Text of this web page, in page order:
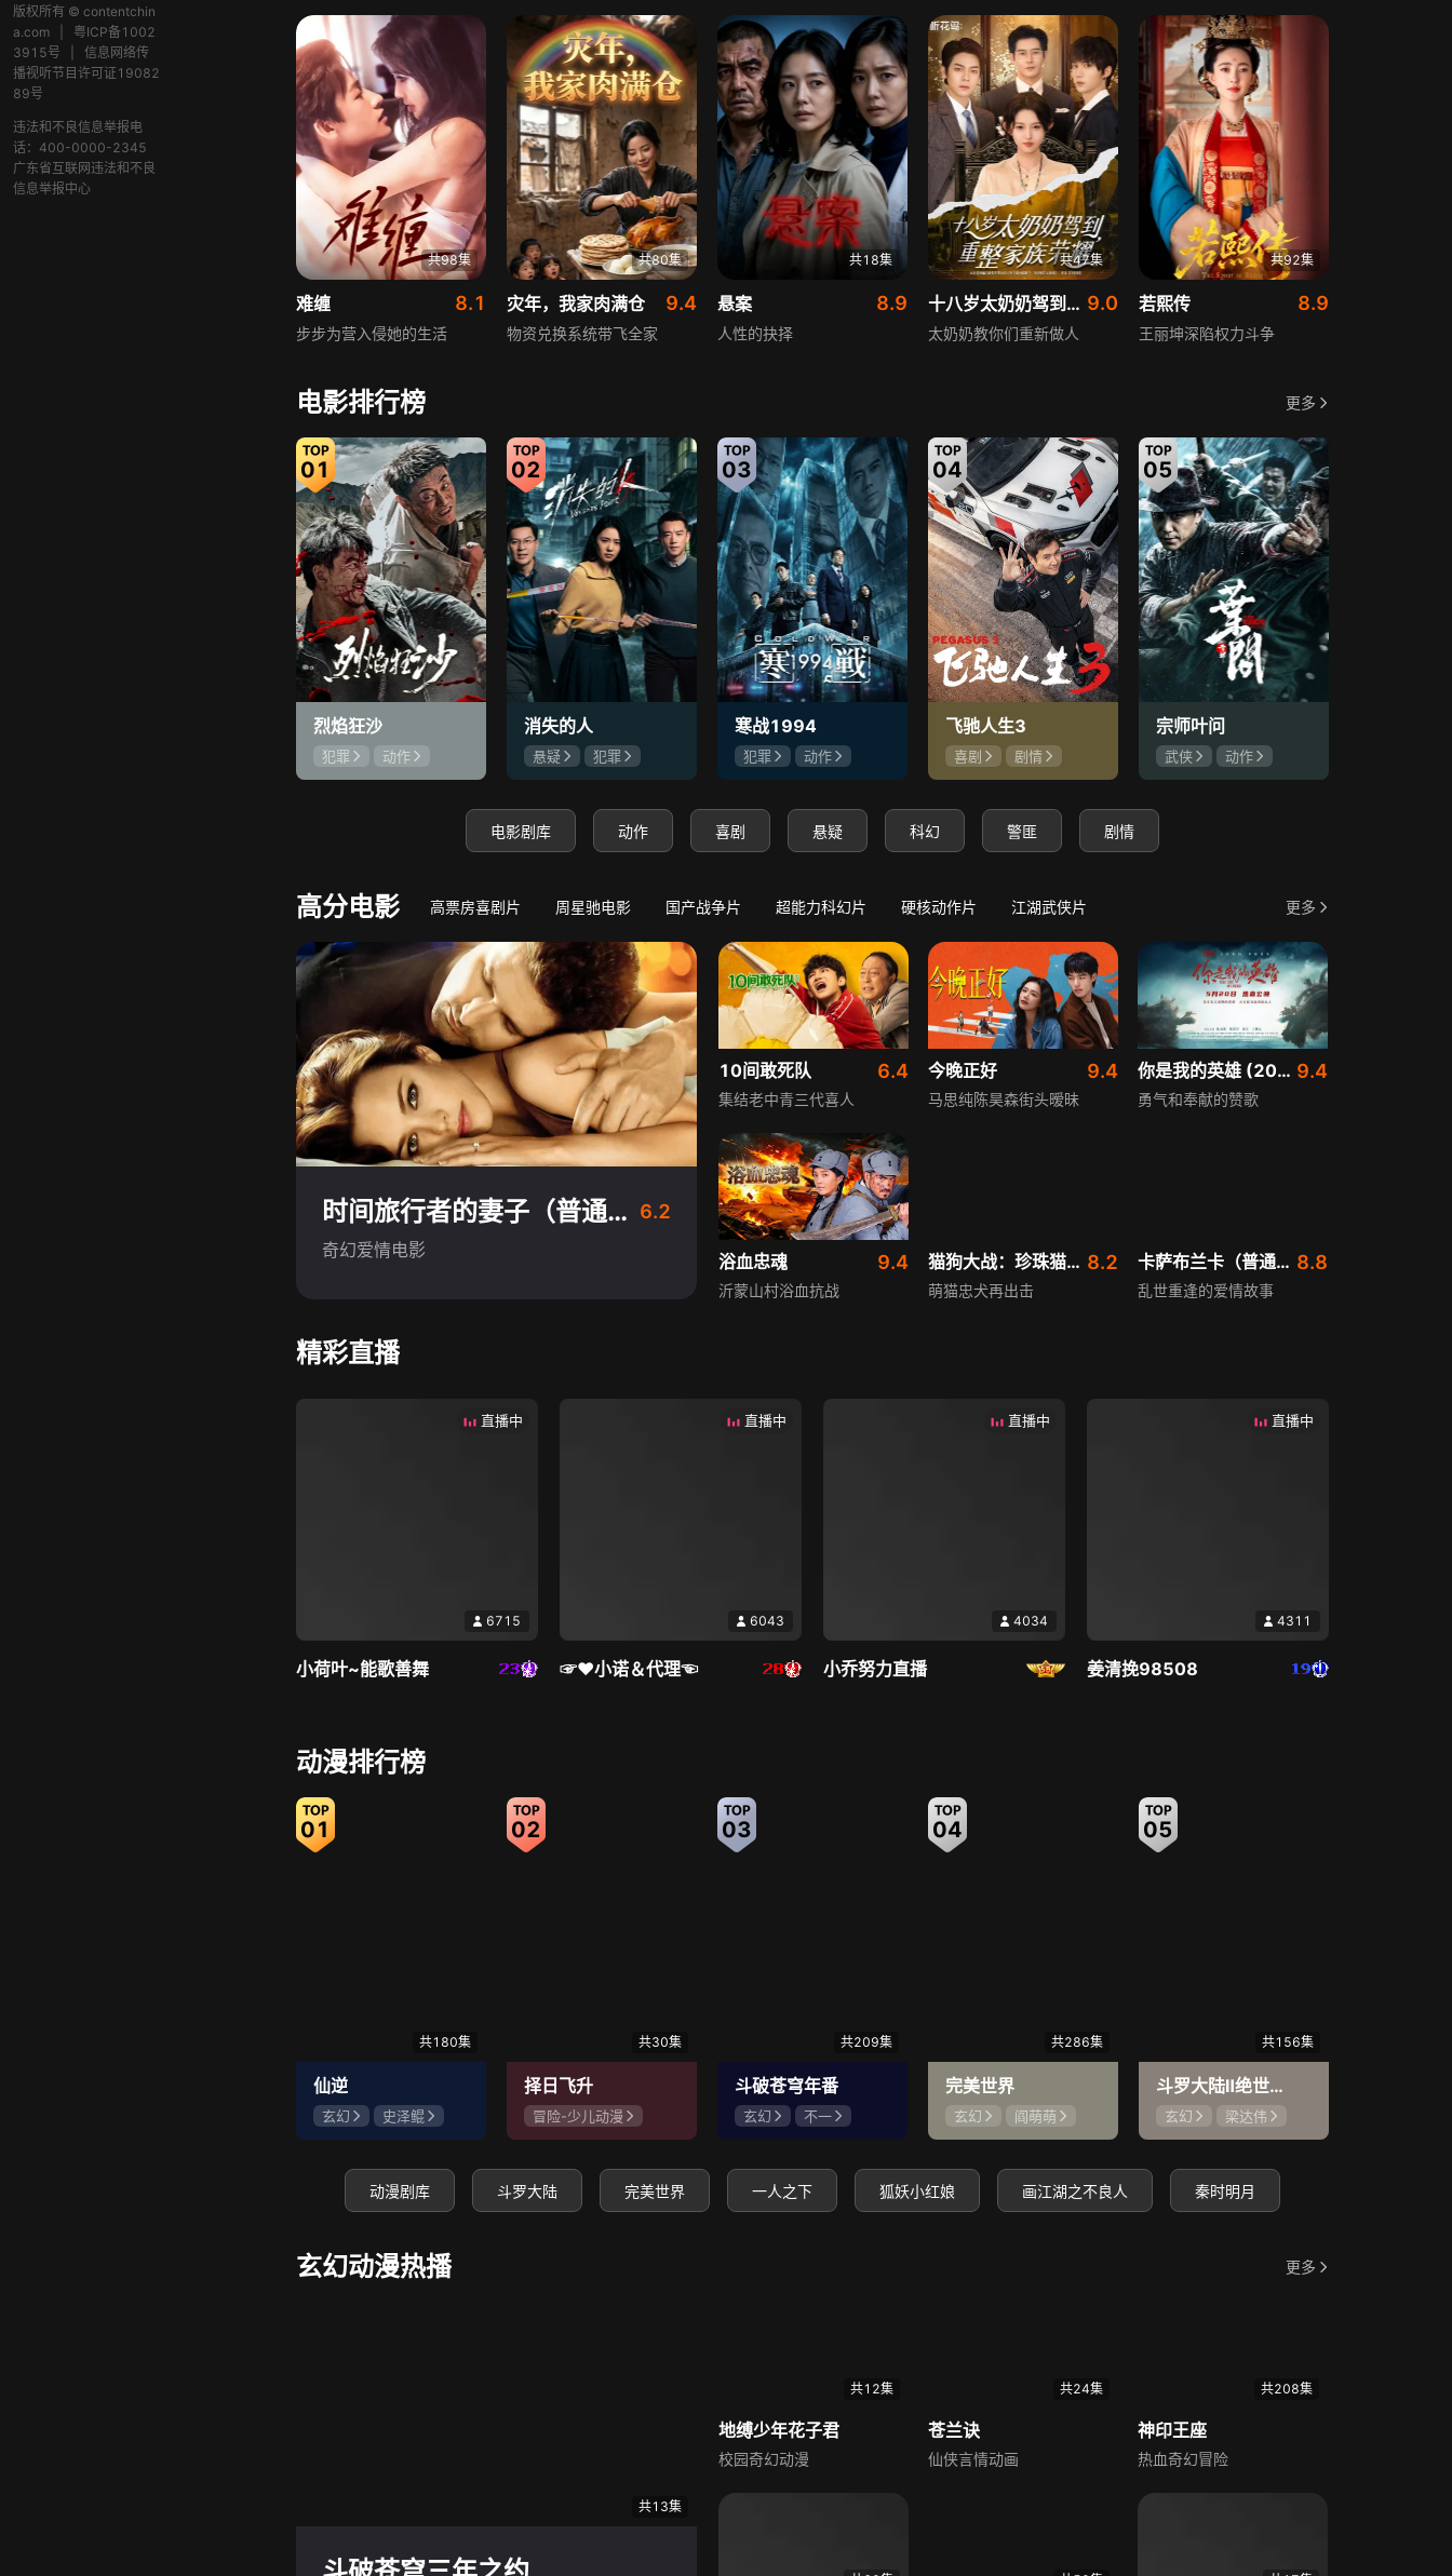
版权所有 © contentchin
a.com
粤ICP备1002
3915号
信息网络传
播视听节目许可证19082
89号
违法和不良信息举报电
话：400-0000-2345
广东省互联网违法和不良
信息举报中心
当作掌心宝。往后风波不断，小橘的真实
身份接连曝光，各路奇妖异兽轮番登场，
一场欢乐又温暖的奇幻故事，就这样在虎
穴里悄然展开。
共98集
难缠 8.1
步步为营入侵她的生活
共80集
灾年，我家肉满仓 9.4
物资兑换系统带飞全家
共18集
悬案 8.9
人性的抉择
共47集
十八岁太奶奶驾到，重整家族荣耀 9.0
太奶奶教你们重新做人
共92集
若熙传 8.9
王丽坤深陷权力斗争
共62集
心动误差 8.7
错睡总裁，蓄谋闪婚！
共109集
8.6
守底线，方能渡末世
共62集
唐诡奇谭之九重楼 9.9
苏无名孤身被囚遇死局
电影排行榜 更多
01
烈焰狂沙
犯罪
动作
刘俊孝
康磊
02
消失的人
悬疑
犯罪
郑恺
刘浩存
03
寒战1994
犯罪
动作
吴彦祖
刘俊谦
04
飞驰人生3
喜剧
剧情
沈腾
尹正
05
宗师叶问
武侠
动作
杜宇航
王婉中
电影剧库 动作 喜剧 悬疑 科幻 警匪 剧情
高分电影 高票房喜剧片 周星驰电影 国产战争片 超能力科幻片 硬核动作片 江湖武侠片 更多
时间旅行者的妻子（普通话） 6.2
奇幻爱情电影
10间敢死队 6.4
集结老中青三代喜人
今晚正好 9.4
马思纯陈昊森街头暧昧
你是我的英雄 (2024) 9.4
勇气和奉献的赞歌
浴血忠魂 9.4
沂蒙山村浴血抗战
猫狗大战：珍珠猫复仇（普通话） 8.2
萌猫忠犬再出击
卡萨布兰卡（普通话） 8.8
乱世重逢的爱情故事
临时劫案 粤语版 8.1
犯罪悬疑动作
阿颖 6.2
西南少女冲破包办婚姻
刺杀据点（普通话）8.6
帅爆的反恐动作枪战片
精彩直播
直播中
6715
小荷叶~能歌善舞
直播中
6043
☞♥小诺＆代理☜
直播中
4034
小乔努力直播
直播中
4311
姜清挽98508
动漫排行榜
01
共180集
仙逆
玄幻
史泽鲲
张惠霖
王婧儿
02
共30集
择日飞升
冒险-少儿动漫
神怪
史泽鲲
03
共209集
斗破苍穹年番
玄幻
不一
04
共286集
完美世界
玄幻
阎萌萌
锦鲤
阎么么
05
共156集
斗罗大陆Ⅱ绝世唐门
玄幻
梁达伟
唐雅菁
孙恺寅
动漫剧库 斗罗大陆 完美世界 一人之下 狐妖小红娘 画江湖之不良人 秦时明月
玄幻动漫热播 更多
共13集
共12集
地缚少年花子君
校园奇幻动漫
共24集
苍兰诀
仙侠言情动画
共208集
神印王座
热血奇幻冒险